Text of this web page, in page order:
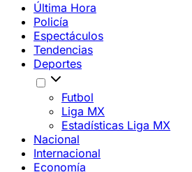
Última Hora
Policía
Espectáculos
Tendencias
Deportes
Futbol
Liga MX
Estadísticas Liga MX
Nacional
Internacional
Economía